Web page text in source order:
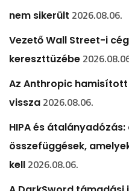
nem sikerült 2026.08.06.
Vezető Wall Street-i
kereszttüzébe
Az Anthropic
vissza 2026.08.06.
HIPA és
összefüggések,
kell 2026.08.06.